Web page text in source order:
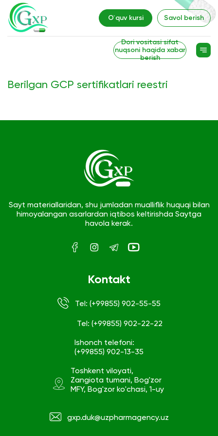
O`quv kursi Savol berish
Dori vositasi sifat
nuqsoni haqida xabar
berish
Berilgan GCP sertifikatlari reestri
Sayt materiallaridan, shu jumladan mualliflik huquqi bilan
himoyalangan asarlardan iqtibos keltirishda Saytga
havola kerak.
Kontakt
Tel: (+99855) 902-55-55
Tel: (+99855) 902-22-22
Ishonch telefoni:
(+99855) 902-13-35
Toshkent viloyati,
Zangiota tumani, Bog'zor
MFY, Bog'zor ko'chasi, 1-uy
gxp.duk@uzpharmagency.uz